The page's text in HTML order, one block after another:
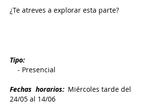
¿Te atreves a explorar esta parte?
Tipo:
- Presencial
Fechas horarios: Miércoles tarde del
24/05 al 14/06